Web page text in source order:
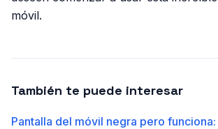
móvil.
También te puede interesar
Pantalla del móvil negra pero funciona: